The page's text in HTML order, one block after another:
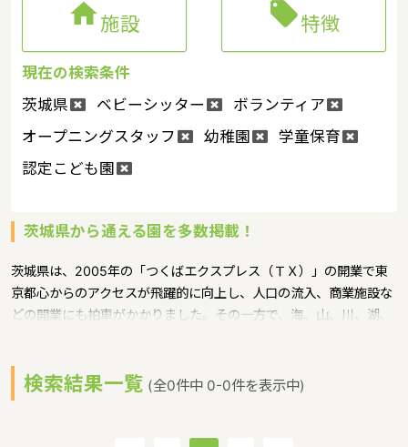
施設 特徴
現在の検索条件
茨城県
ベビーシッター
ボランティア
オープニングスタッフ
幼稚園
学童保育
認定こども園
茨城県から通える園を多数掲載！
茨城県は、2005年の「つくばエクスプレス（ＴＸ）」の開業で東
京都心からのアクセスが飛躍的に向上し、人口の流入、商業施設な
どの開業にも拍車がかかりました。その一方で、海、山、川、湖、
で、東京など近郊から筑波山にやってくる人も多いというような特
徴があるエリアです。保育士修学資金等貸付制度、未就学児保育料
検索結果一覧 (全0件中 0-0件を表示中)